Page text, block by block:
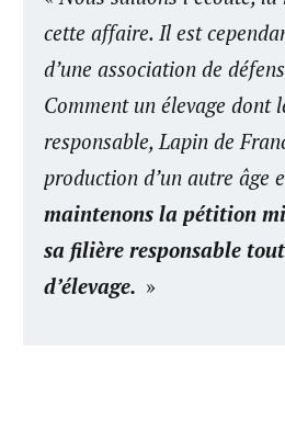
cette affaire. Il est
d’une association de
Comment un élevage dont
responsable, Lapin de
production d’un autre âge
maintenons la pétition
sa filière responsable
d’élevage. »